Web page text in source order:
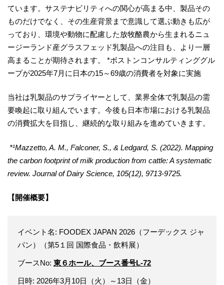
ています。サステナビリティへの関心が高まる中、製品その
ものだけでなく、その生産背景まで意識して選ぶ動きも広が
っており、環境や動物に配慮した放牧酪農から生まれるニュ
ージーランド産グラスフェッド乳製品への注目も、より一層
高まることが期待されます。 *ボストンコンサルティンググル
ープが2025年7月に日本の15～69歳の消費者を対象に実施
当社は乳製品のサプライヤーとして、業界全体で乳製品の需
要喚起に取り組んでいます。今後も日本市場における乳製品
の消費拡大を目指し、継続的な取り組みを進めていきます。
*¹Mazzetto, A. M., Falconer, S., & Ledgard, S. (2022). Mapping
the carbon footprint of milk production from cattle: A systematic
review. Journal of Dairy Science, 105(12), 9713-9725.
【開催概要】
イベント名: FOODEX JAPAN 2026（フーデックス ジャ
パン）（第5１回 国際食品・飲料展）
ブースNo: 東６ホール、ブース番号L-72
日時: 2026年3月10日（火）～13日（金）